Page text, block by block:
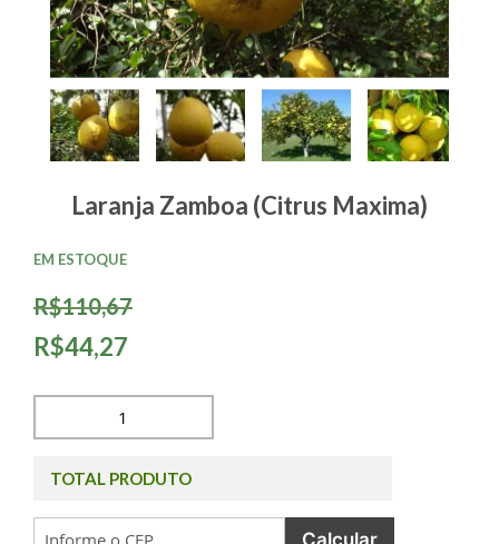
Laranja Zamboa (Citrus Maxima)
R$110,67
R$44,27
EM ESTOQUE
TOTAL PRODUTO
Calcular